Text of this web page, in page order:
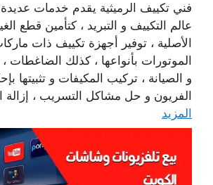
فني تكييف الرميثية يقدم خدمات
عالم التكييف و التبريد ، كتأمين قطع
الأصلية ، توفير أجهزة تكييف ذات
الموتورات بأنواعها ، كذلك
و الصيانة ، تركيب المكيفات و تثبيتها
الفريون و حل مشاكل التسريب ، إزالة
المزيد